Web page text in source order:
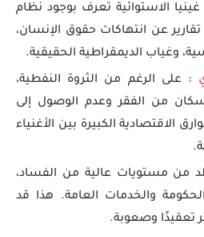
غينيا الاستوائية تعرف بوجود نظام
عن انتهاكات حقوق الإنسان،
وغياب الديمقراطية الحقيقية.
: على الرغم من الثروة النفطية،
من الفقر وعدم الوصول إلى
الاقتصادية الكبيرة بين الأغنياء
من مستويات عالية من الفساد،
والخدمات العامة. هذا قد
تعقيدًا وصعوبة.